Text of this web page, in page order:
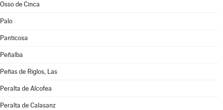
Osso de Cinca
Palo
Panticosa
Peñalba
Peñas de Riglos, Las
Peralta de Alcofea
Peralta de Calasanz